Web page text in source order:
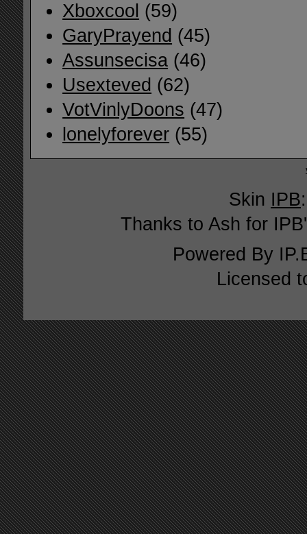
Xboxcool (59)
GaryPrayend (45)
Assunsecisa (46)
Usexteved (62)
VotVinlyDoons (47)
lonelyforever (55)
Skin IPB
Thanks to Ash for
Powered By
Licensed